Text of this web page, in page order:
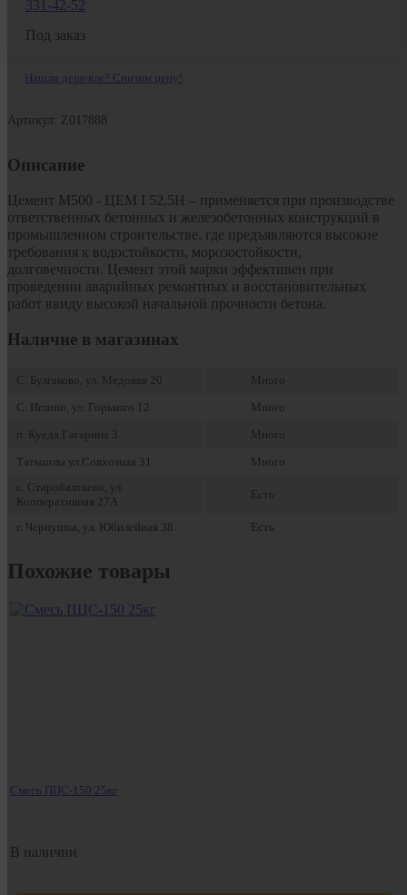
331-42-52
Под заказ
Нашли дешевле? Снизим цену!
Артикул: Z017888
Описание
Цемент М500 - ЦЕМ I 52,5H – применяется при производстве
ответственных бетонных и железобетонных конструкций в
промышленном строительстве, где предъявляются высокие
требования к водостойкости, морозостойкости,
долговечности. Цемент этой марки эффективен при
проведении аварийных ремонтных и восстановительных
работ ввиду высокой начальной прочности бетона.
Наличие в магазинах
С. Булгаково, ул. Медовая 20
Много
С. Иглино, ул. Горького 12
Много
п. Куеда Гагарина 3
Много
Татышлы ул.Совхозная 31
Много
с. Старобалтаево, ул.
Кооперативная 27А
Есть
г. Чернушка, ул. Юбилейная 38 Есть
Похожие товары
Смесь ПЦС-150 25кг
В наличии